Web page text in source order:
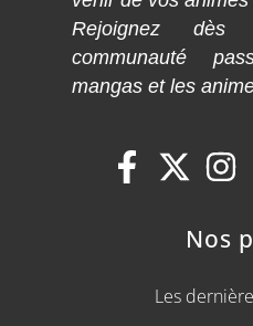
Rejoignez dès
communauté
mangas et les
Nos
Les